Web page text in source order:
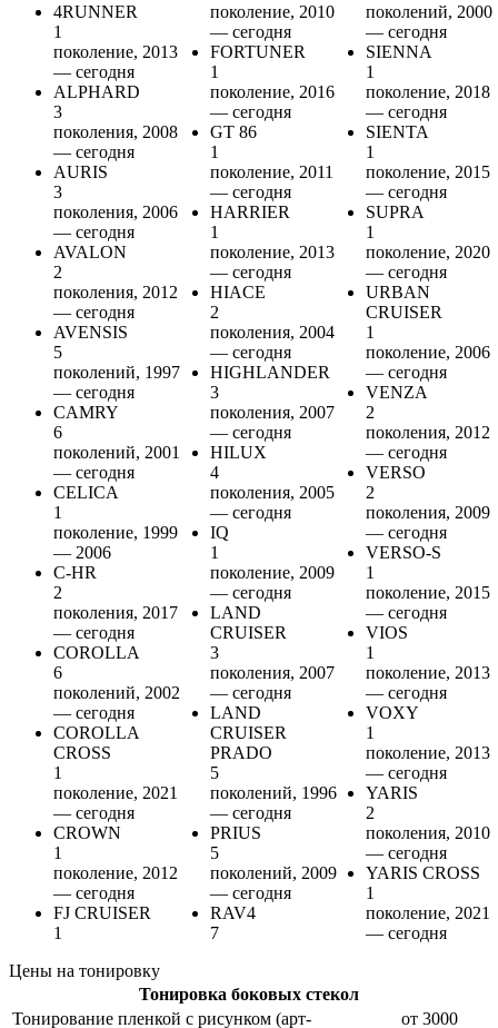
4RUNNER
1
поколение, 2013
— сегодня
ALPHARD
3
поколения, 2008
— сегодня
AURIS
3
поколения, 2006
— сегодня
AVALON
2
поколения, 2012
— сегодня
AVENSIS
5
поколений, 1997
— сегодня
CAMRY
6
поколений, 2001
— сегодня
CELICA
1
поколение, 1999
— 2006
C-HR
2
поколения, 2017
— сегодня
COROLLA
6
поколений, 2002
— сегодня
COROLLA
CROSS
1
поколение, 2021
— сегодня
CROWN
1
поколение, 2012
— сегодня
FJ CRUISER
1
поколение, 2010
— сегодня
FORTUNER
1
поколение, 2016
— сегодня
GT 86
1
поколение, 2011
— сегодня
HARRIER
1
поколение, 2013
— сегодня
HIACE
2
поколения, 2004
— сегодня
HIGHLANDER
3
поколения, 2007
— сегодня
HILUX
4
поколения, 2005
— сегодня
IQ
1
поколение, 2009
— сегодня
LAND
CRUISER
3
поколения, 2007
— сегодня
LAND
CRUISER
PRADO
5
поколений, 1996
— сегодня
PRIUS
5
поколений, 2009
— сегодня
RAV4
7
поколений, 2000
— сегодня
SIENNA
1
поколение, 2018
— сегодня
SIENTA
1
поколение, 2015
— сегодня
SUPRA
1
поколение, 2020
— сегодня
URBAN
CRUISER
1
поколение, 2006
— сегодня
VENZA
2
поколения, 2012
— сегодня
VERSO
2
поколения, 2009
— сегодня
VERSO-S
1
поколение, 2015
— сегодня
VIOS
1
поколение, 2013
— сегодня
VOXY
1
поколение, 2013
— сегодня
YARIS
2
поколения, 2010
— сегодня
YARIS CROSS
1
поколение, 2021
— сегодня
Цены на тонировку
Тонировка боковых стекол
Тонирование пленкой с рисунком (арт-
от 3000